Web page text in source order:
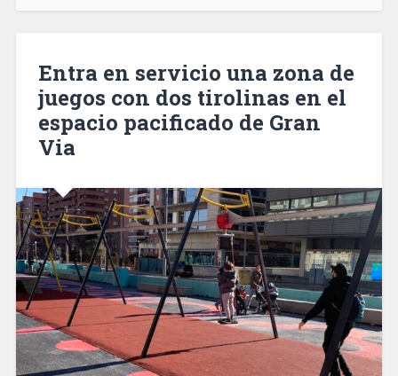
negativa
de
los
últimos
Entra en servicio una zona de
juegos con dos tirolinas en el
espacio pacificado de Gran
Via